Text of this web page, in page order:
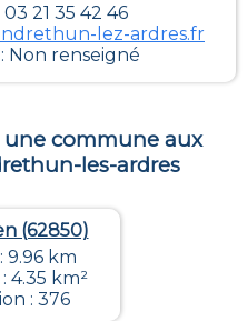
21 35 42 46
lez-ardres.fr
Non renseigné
commune aux
les-ardres
(62850)
9.96 km
4.35 km²
: 376